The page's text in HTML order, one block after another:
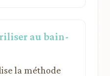
au bain-
la méthode